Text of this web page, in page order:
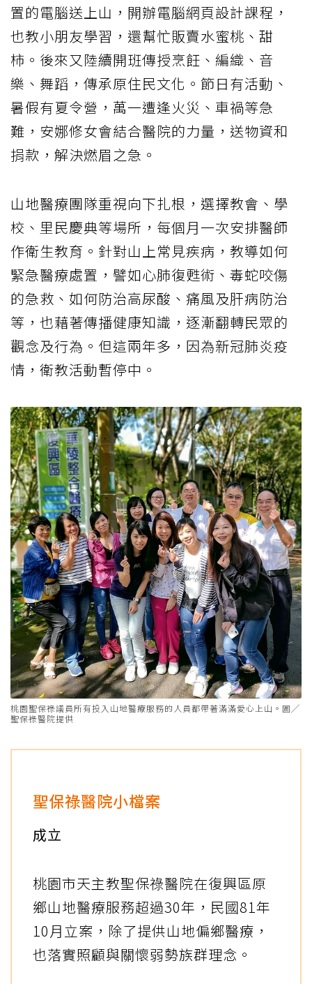
置的電腦送上山，開辦電腦網頁設計課程，
也教小朋友學習，還幫忙販賣水蜜桃、甜
柿。後來又陸續開班傳授烹飪、編織、音
樂、舞蹈，傳承原住民文化。節日有活動、
暑假有夏令營，萬一遭逢火災、車禍等急
難，安娜修女會結合醫院的力量，送物資和
捐款，解決燃眉之急。
山地醫療團隊重視向下扎根，選擇教會、學
校、里民慶典等場所，每個月一次安排醫師
作衛生教育。針對山上常見疾病，教導如何
緊急醫療處置，譬如心肺復甦術、毒蛇咬傷
的急救、如何防治高尿酸、痛風及肝病防治
等，也藉著傳播健康知識，逐漸翻轉民眾的
觀念及行為。但這兩年多，因為新冠肺炎疫
情，衛教活動暫停中。
桃園聖保祿議員所有投入山地醫療服務的人員都帶著滿滿愛心上山。圖╱
聖保祿醫院提供
聖保祿醫院小檔案
成立
桃園市天主教聖保祿醫院在復興區原
鄉山地醫療服務超過30年，民國81年
10月立案，除了提供山地偏鄉醫療，
也落實照顧與關懷弱勢族群理念。